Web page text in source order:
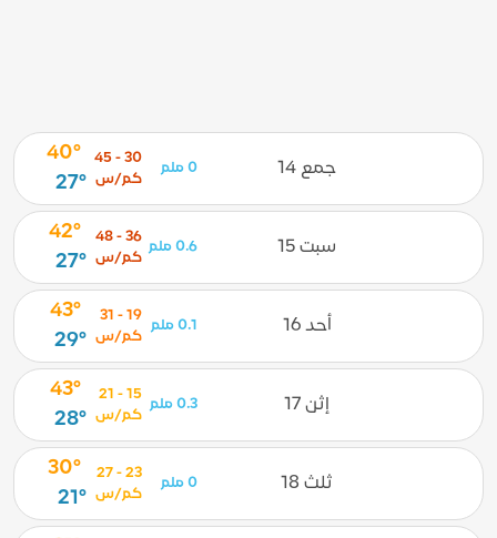
جمع 14 0 ملم
30 - 45
كم/س
40°
27°
سبت 15 0.6 ملم
36 - 48
كم/س
42°
27°
أحد 16 0.1 ملم
19 - 31
كم/س
43°
29°
إثن 17 0.3 ملم
15 - 21
كم/س
43°
28°
ثلث 18 0 ملم
23 - 27
كم/س
30°
21°